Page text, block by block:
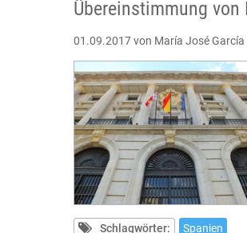
Übereinstimmung
01.09.2017von María José
Schlagwörter: Spanien